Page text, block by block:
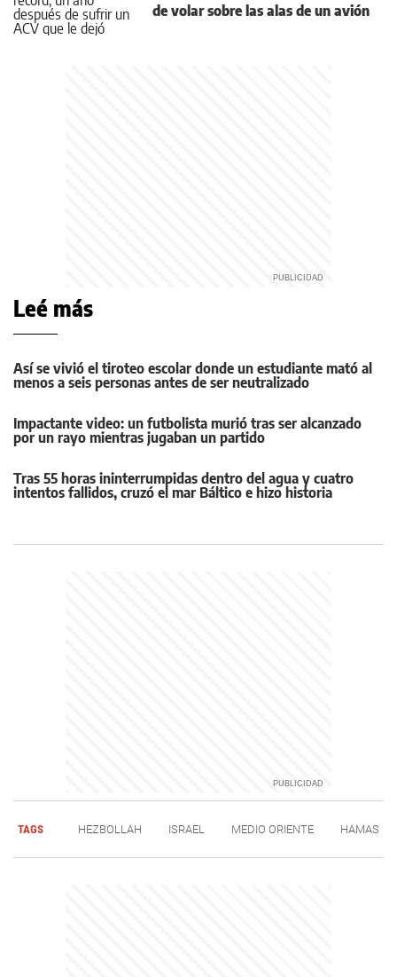
de volar sobre las alas de un avión
Leé más
Así se vivió el tiroteo escolar donde un estudiante mató al
menos a seis personas antes de ser neutralizado
Impactante video: un futbolista murió tras ser alcanzado
por un rayo mientras jugaban un partido
Tras 55 horas ininterrumpidas dentro del agua y cuatro
intentos fallidos, cruzó el mar Báltico e hizo historia
TAGS HEZBOLLAH ISRAEL MEDIO ORIENTE HAMAS